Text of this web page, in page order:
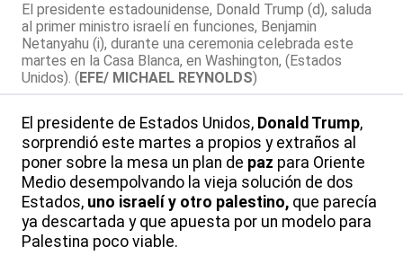
El presidente estadounidense, Donald Trump (d), saluda
al primer ministro israelí en funciones, Benjamin
Netanyahu (i), durante una ceremonia celebrada este
martes en la Casa Blanca, en Washington, (Estados
Unidos). (EFE/ MICHAEL REYNOLDS)
El presidente de Estados Unidos, Donald Trump,
sorprendió este martes a propios y extraños al
poner sobre la mesa un plan de paz para Oriente
Medio desempolvando la vieja solución de dos
Estados, uno israelí y otro palestino, que parecía
ya descartada y que apuesta por un modelo para
Palestina poco viable.